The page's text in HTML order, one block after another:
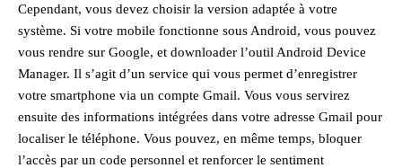
Cependant, vous devez choisir la version adaptée à votre
système. Si votre mobile fonctionne sous Android, vous pouvez
vous rendre sur Google, et downloader l’outil Android Device
Manager. Il s’agit d’un service qui vous permet d’enregistrer
votre smartphone via un compte Gmail. Vous vous servirez
ensuite des informations intégrées dans votre adresse Gmail pour
localiser le téléphone. Vous pouvez, en même temps, bloquer
l’accès par un code personnel et renforcer le sentiment